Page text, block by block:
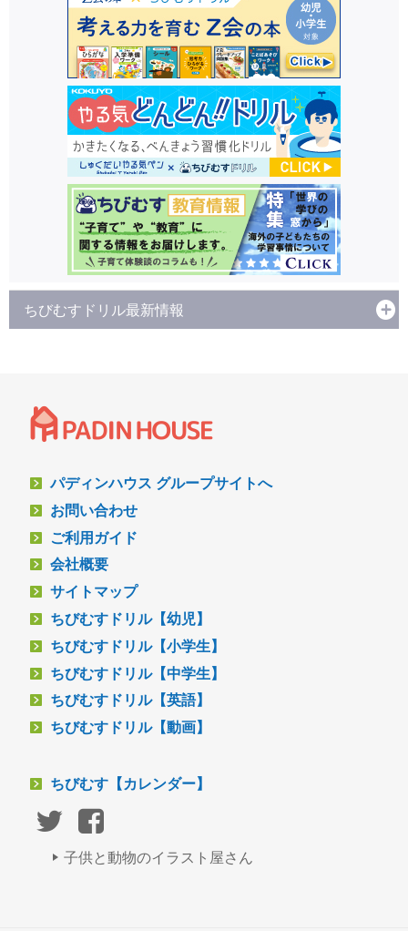
ちびむすドリル最新情報
パディンハウス グループサイトへ
お問い合わせ
ご利用ガイド
会社概要
サイトマップ
ちびむすドリル【幼児】
ちびむすドリル【小学生】
ちびむすドリル【中学生】
ちびむすドリル【英語】
ちびむすドリル【動画】
ちびむす【カレンダー】
子供と動物のイラスト屋さん